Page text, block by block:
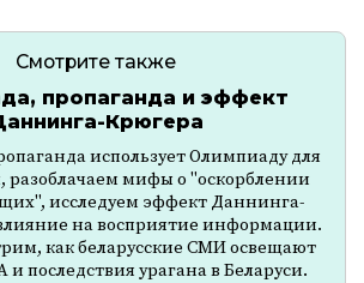
Смотрите также
пропаганда и эффект
Крюгера
использует Олимпиаду для
разоблачаем мифы о "оскорблении
исследуем эффект Даннинга-
на восприятие информации.
как беларусские СМИ освещают
последствия урагана в Беларуси.